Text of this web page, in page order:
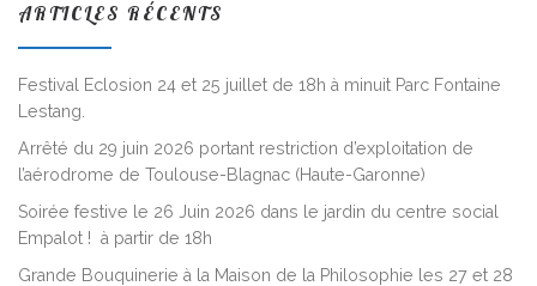
ARTICLES RÉCENTS
Festival Eclosion 24 et 25 juillet de 18h à minuit Parc Fontaine
Lestang.
Arrêté du 29 juin 2026 portant restriction d’exploitation de
l’aérodrome de Toulouse-Blagnac (Haute-Garonne)
Soirée festive le 26 Juin 2026 dans le jardin du centre social
Empalot ! à partir de 18h
Grande Bouquinerie à la Maison de la Philosophie les 27 et 28